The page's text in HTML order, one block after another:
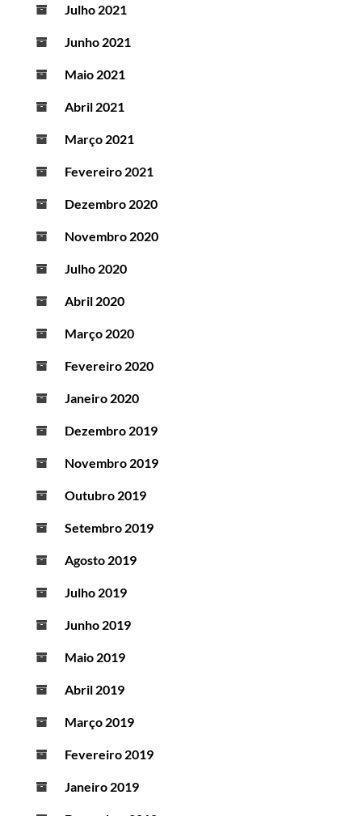
Julho 2021
Junho 2021
Maio 2021
Abril 2021
Março 2021
Fevereiro 2021
Dezembro 2020
Novembro 2020
Julho 2020
Abril 2020
Março 2020
Fevereiro 2020
Janeiro 2020
Dezembro 2019
Novembro 2019
Outubro 2019
Setembro 2019
Agosto 2019
Julho 2019
Junho 2019
Maio 2019
Abril 2019
Março 2019
Fevereiro 2019
Janeiro 2019